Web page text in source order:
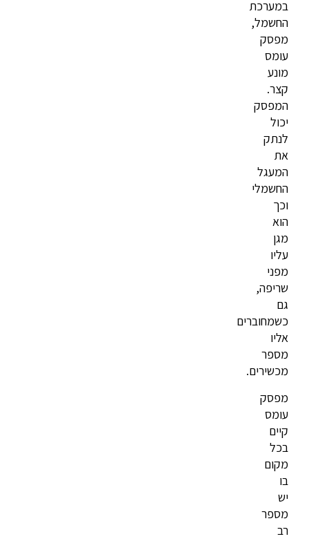
במערכת
החשמל,
מפסק
עומס
מונע
קצר.
המפסק
יכול
לנתק
את
המעגל
החשמלי
וכך
הוא
מגן
עליו
מפני
שריפה,
גם
כשמחוברים
אליו
מספר
מכשירים.
מפסק
עומס
קיים
בכל
מקום
בו
יש
מספר
רב